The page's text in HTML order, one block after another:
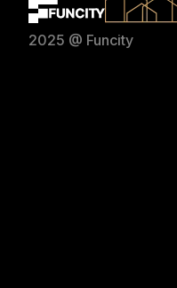
2025 @ Funcity